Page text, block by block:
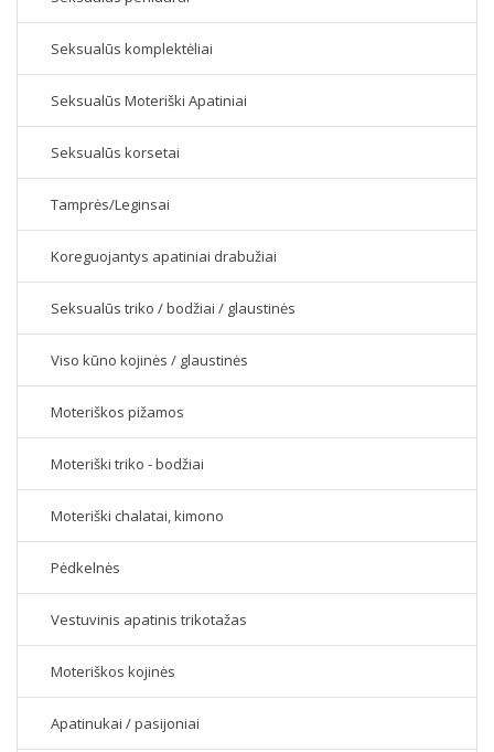
Seksualūs komplektėliai
Seksualūs Moteriški Apatiniai
Seksualūs korsetai
Tamprės/Leginsai
Koreguojantys apatiniai drabužiai
Seksualūs triko / bodžiai / glaustinės
Viso kūno kojinės / glaustinės
Moteriškos pižamos
Moteriški triko - bodžiai
Moteriški chalatai, kimono
Pėdkelnės
Vestuvinis apatinis trikotažas
Moteriškos kojinės
Apatinukai / pasijoniai